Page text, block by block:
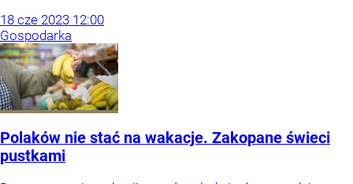
18 cze 2023 12:00
Gospodarka
Polaków nie stać na wakacje. Zakopane świeci
pustkami